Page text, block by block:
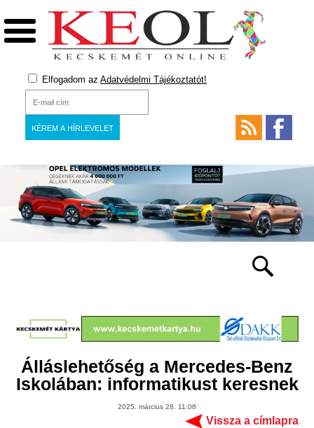
Elfogadom az Adatvédelmi Tájékoztatót!
Álláslehetőség a Mercedes-Benz
Iskolában: informatikust keresnek
2025. március 28. 11:08
Vissza a címlapra